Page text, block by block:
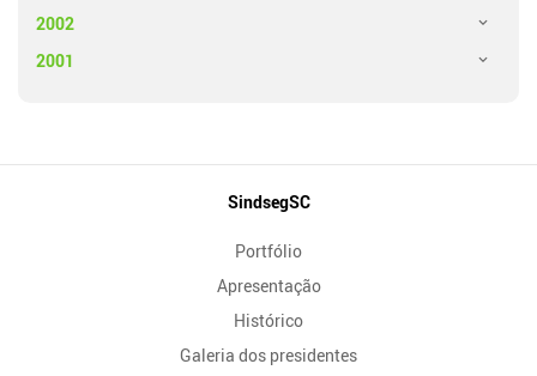
2002
2001
SindsegSC
Portfólio
Apresentação
Histórico
Galeria dos presidentes